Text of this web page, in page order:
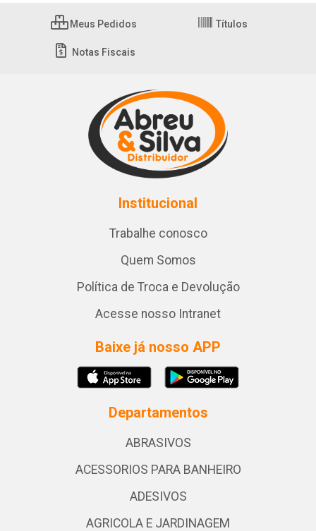
Meus Pedidos Títulos
Notas Fiscais
Institucional
Trabalhe conosco
Quem Somos
Política de Troca e Devolução
Acesse nosso Intranet
Baixe já nosso APP
Departamentos
ABRASIVOS
ACESSORIOS PARA BANHEIRO
ADESIVOS
AGRICOLA E JARDINAGEM